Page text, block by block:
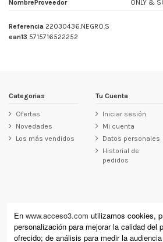
NombreProveedor ONLY &
Referencia 22030436.NEGRO.S
ean13 5715716522252
Categorias
Ofertas
Novedades
Los más vendidos
Tu Cuenta
Iniciar sesión
Mi cuenta
Datos personales
Historial de
pedidos
Contacto
Acceso3
En www.acceso3.com utilizamos cookies,
personalización para mejorar la calidad del
ofrecido; de análisis para medir la